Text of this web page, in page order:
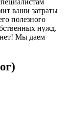
ваши затраты
полезного
нужд.
Мы даем